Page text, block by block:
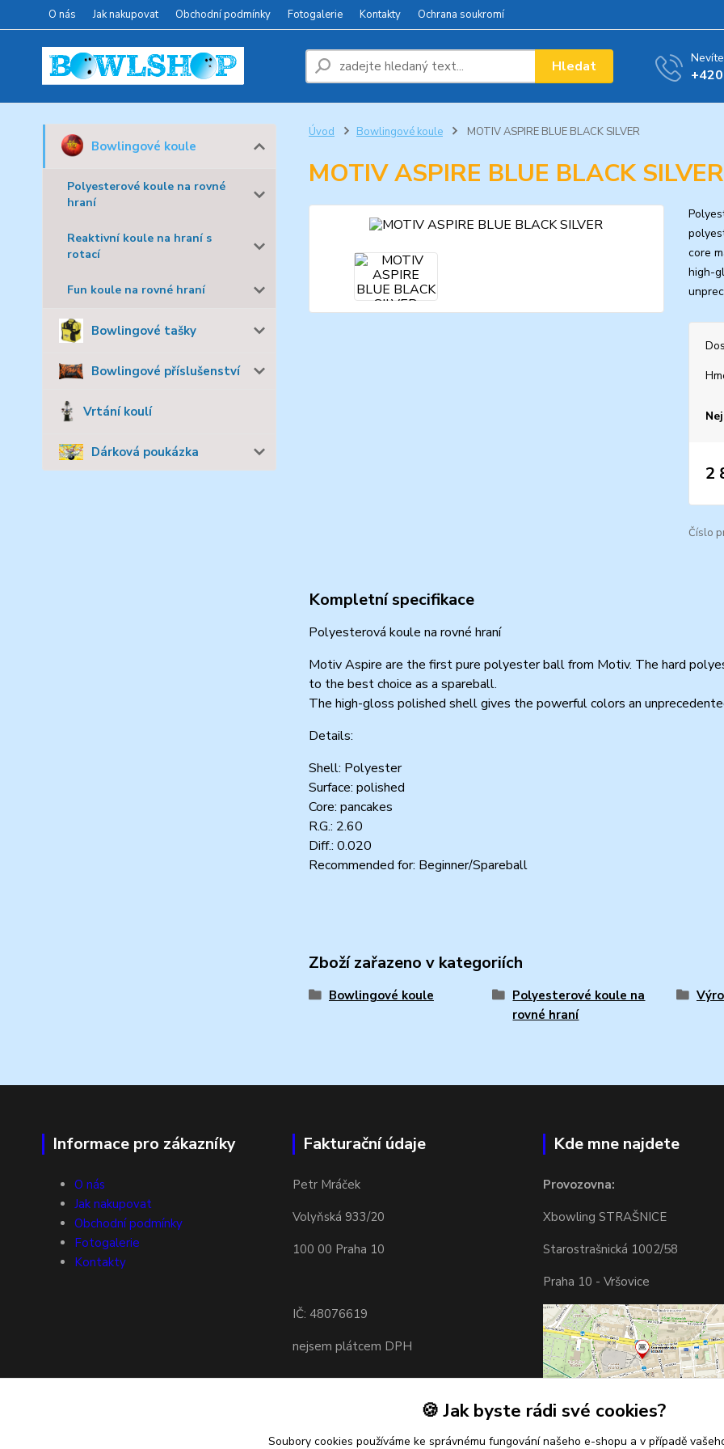
O nás Jak nakupovat Obchodní podmínky Fotogalerie Kontakty Ochrana soukromí
Hledat
Bowlingové koule
Polyesterové koule na rovné
hraní
Reaktivní koule na hraní s
rotací
Fun koule na rovné hraní
Bowlingové tašky
Bowlingové příslušenství
Vrtání koulí
Dárková poukázka
Úvod Bowlingové koule MOTIV ASPIRE BLUE BLACK SILVER
MOTIV ASPIRE BLUE BLACK SILVER
core
high-
2
Číslo
Kompletní specifikace
Polyesterová koule na rovné hraní
Motiv Aspire are the first pure polyester ball from Motiv. The hard
to the best choice as a spareball.
The high-gloss polished shell gives the powerful colors an
Details:
Shell: Polyester
Surface: polished
Core: pancakes
R.G.: 2.60
Diff.: 0.020
Recommended for: Beginner/Spareball
Zboží zařazeno v kategoriích
Bowlingové koule
Polyesterové koule na
rovné hraní
Informace pro zákazníky
O nás
Jak nakupovat
Obchodní podmínky
Fotogalerie
Kontakty
Fakturační údaje
Petr Mráček
Volyňská 933/20
100 00 Praha 10
IČ: 48076619
nejsem plátcem DPH
Kde mne najdete
Provozovna:
Xbowling STRAŠNICE
Starostrašnická 1002/58
Praha 10 - Vršovice
🍪 Jak byste rádi své cookies?
Soubory cookies používáme ke správnému fungování našeho e-shopu a v případě